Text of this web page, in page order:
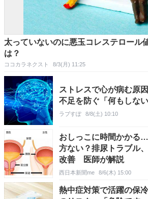
太っていないのに悪玉コレステロール
は？
ココカラネクスト 8/3(月) 11:25
ストレスで心が病む原
不足を防ぐ「何もしな
ラブすぽ 8/8(土) 10:10
おしっこに時間かかる
方ない？排尿トラブル
改善 医師が解説
西日本新聞me 8/6(木) 15:00
熱中症対策で活躍の保